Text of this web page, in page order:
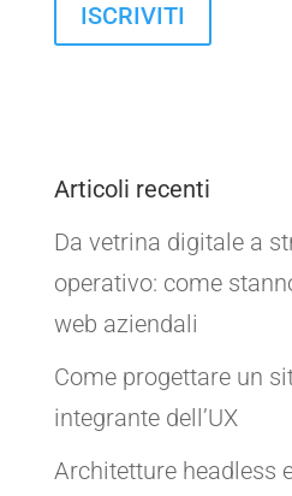
ISCRIVITI
Articoli recenti
Da vetrina digitale a
operativo: come
web aziendali
Come progettare un
integrante dell’UX
Architetture headless